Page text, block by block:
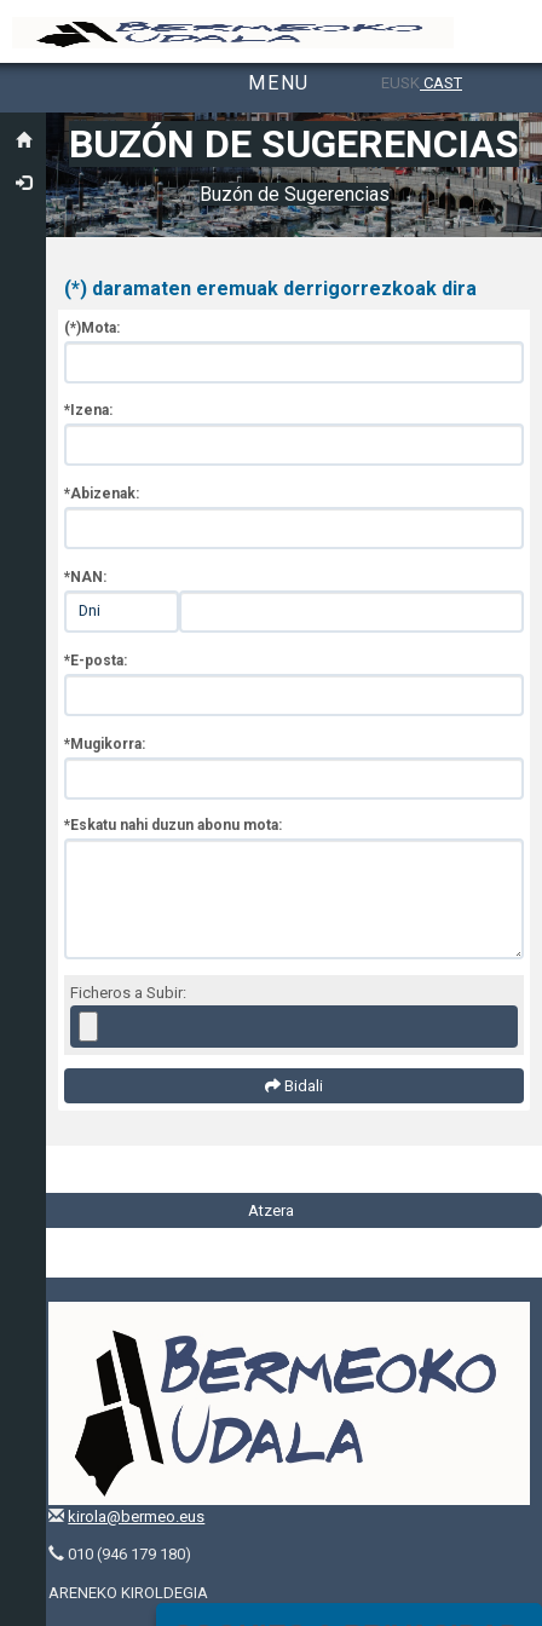
MENU EUSK CAST
BUZÓN DE SUGERENCIAS
Buzón de Sugerencias
(*) daramaten eremuak derrigorrezkoak dira
(*)Mota:
*Izena:
*Abizenak:
*NAN:
*E-posta:
*Mugikorra:
*Eskatu nahi duzun abonu mota:
Ficheros a Subir:
Bidali
Atzera
kirola@bermeo.eus
010 (946 179 180)
ARENEKO KIROLDEGIA